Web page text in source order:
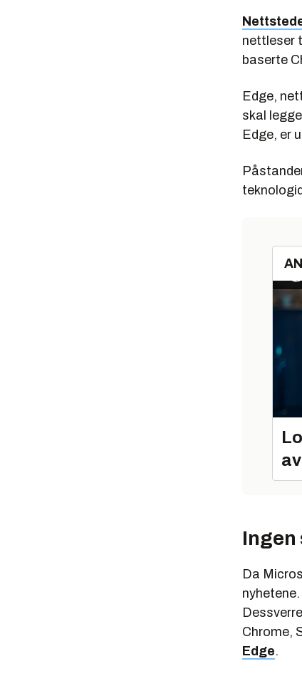
nettleser
baserte
Edge,
skal
Edge, er
Ingen
Da
Chrome,
Edge.